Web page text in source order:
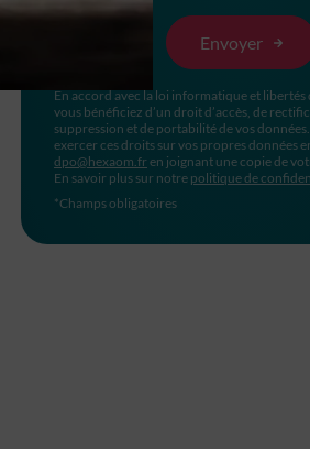
En accord avec la loi informatique et libertés
vous bénéficiez d’un droit d’accès, de
suppression et de portabilité de vos
exercer ces droits sur vos propres données
dpo@hexaom.fr en joignant une copie de
En savoir plus sur notre politique de
*Champs obligatoires